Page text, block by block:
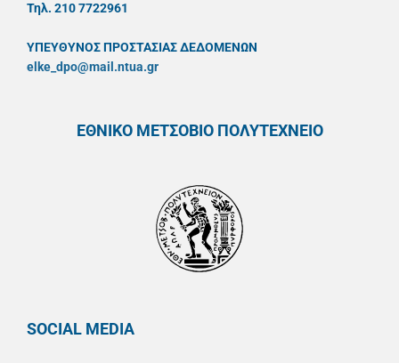
Τηλ. 210 7722961
ΥΠΕΥΘYΝΟΣ ΠΡΟΣΤΑΣΙΑΣ ΔΕΔΟΜΕΝΩΝ
elke_dpo@mail.ntua.gr
ΕΘΝΙΚΟ ΜΕΤΣΟΒΙΟ ΠΟΛΥΤΕΧΝΕΙΟ
SOCIAL MEDIA